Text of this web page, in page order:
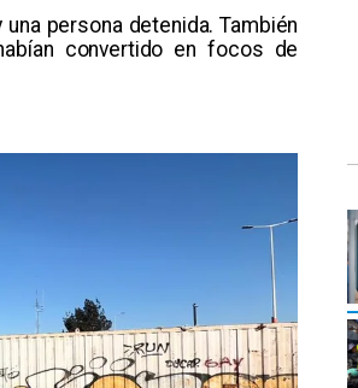
persona detenida. También
convertido en focos de